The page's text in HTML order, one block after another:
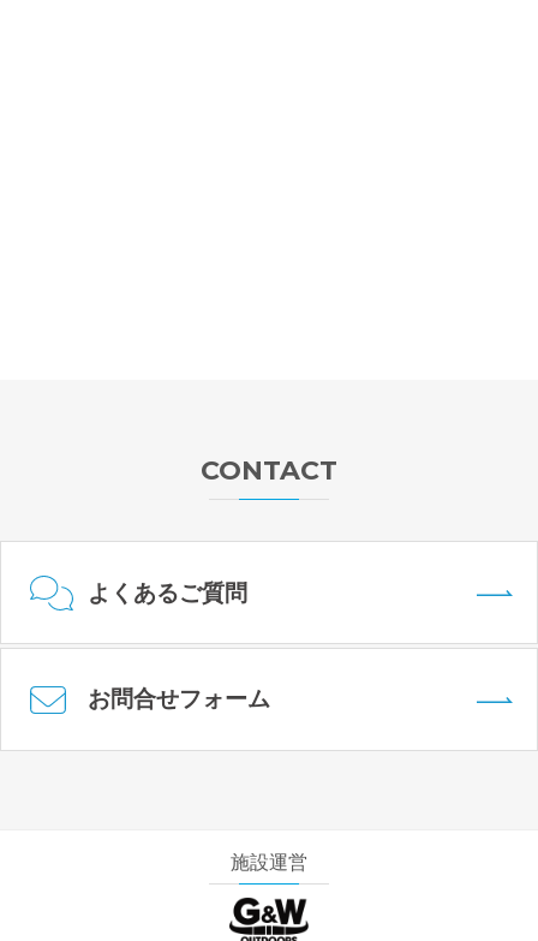
CONTACT
よくあるご質問
お問合せフォーム
施設運営